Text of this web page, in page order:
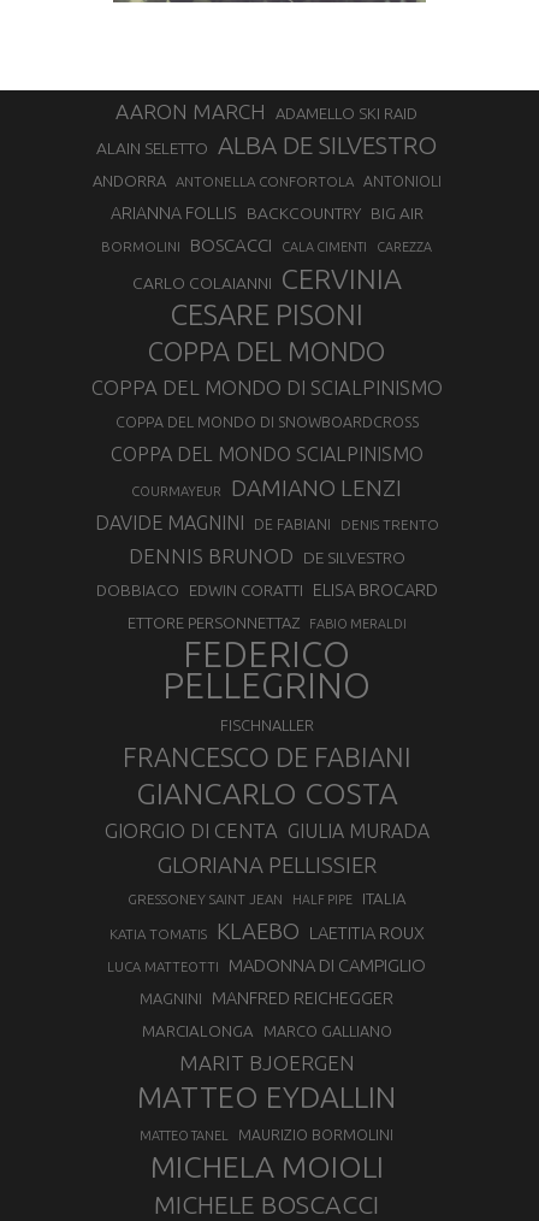
AARON MARCH ADAMELLO SKI RAID
ALAIN SELETTO ALBA DE SILVESTRO
ANDORRA ANTONELLA CONFORTOLA ANTONIOLI
ARIANNA FOLLIS BACKCOUNTRY BIG AIR
BORMOLINI BOSCACCI CALA CIMENTI CAREZZA
CARLO COLAIANNI CERVINIA
CESARE PISONI
COPPA DEL MONDO
COPPA DEL MONDO DI SCIALPINISMO
COPPA DEL MONDO DI SNOWBOARDCROSS
COPPA DEL MONDO SCIALPINISMO
COURMAYEUR DAMIANO LENZI
DAVIDE MAGNINI DE FABIANI DENIS TRENTO
DENNIS BRUNOD DE SILVESTRO
DOBBIACO EDWIN CORATTI ELISA BROCARD
ETTORE PERSONNETTAZ FABIO MERALDI
FEDERICO
PELLEGRINO
FISCHNALLER
FRANCESCO DE FABIANI
GIANCARLO COSTA
GIORGIO DI CENTA GIULIA MURADA
GLORIANA PELLISSIER
GRESSONEY SAINT JEAN HALF PIPE ITALIA
KATIA TOMATIS KLAEBO LAETITIA ROUX
LUCA MATTEOTTI MADONNA DI CAMPIGLIO
MAGNINI MANFRED REICHEGGER
MARCIALONGA MARCO GALLIANO
MARIT BJOERGEN
MATTEO EYDALLIN
MATTEO TANEL MAURIZIO BORMOLINI
MICHELA MOIOLI
MICHELE BOSCACCI